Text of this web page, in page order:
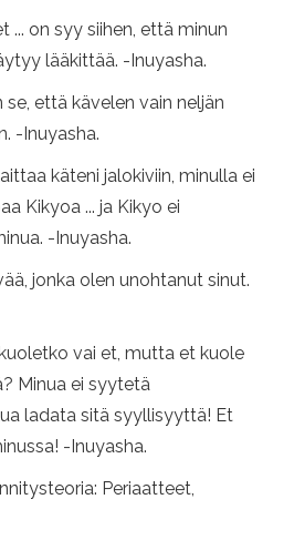
... on syy siihen, että minun
lääkittää. -Inuyasha.
että kävelen vain neljän
-Inuyasha.
käteni jalokiviin, minulla ei
Kikyoa ... ja Kikyo ei
-Inuyasha.
jonka olen unohtanut sinut.
vai et, mutta et kuole
Minua ei syytetä
ladata sitä syyllisyyttä! Et
-Inuyasha.
Periaatteet,